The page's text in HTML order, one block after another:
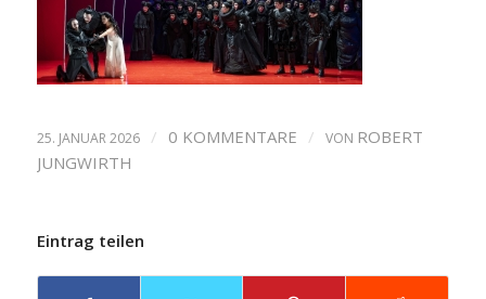
25. JANUAR 2026 / 0 KOMMENTARE / VON ROBERT
JUNGWIRTH
Eintrag teilen